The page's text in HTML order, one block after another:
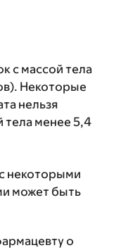
с массой тела
Некоторые
нельзя
тела менее 5,4
некоторыми
может быть
о